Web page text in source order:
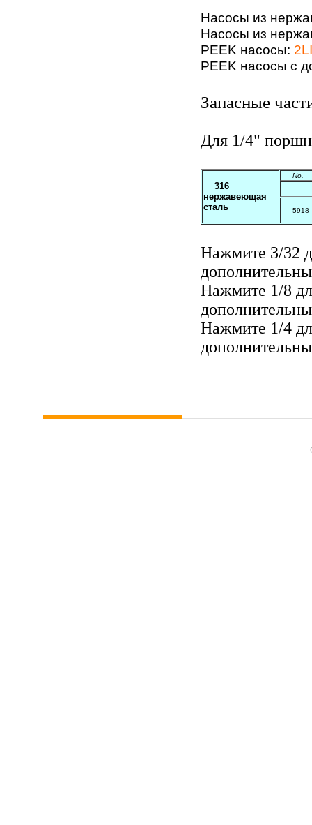
Насосы из
Насосы из
PEEK насосы: 2LI
PEEK насосы с
Запасные
Для 1/4"
316
нержавеющая
сталь
No.
5918
Нажмите 3/32
Нажмите 1/8
Нажмите 1/4